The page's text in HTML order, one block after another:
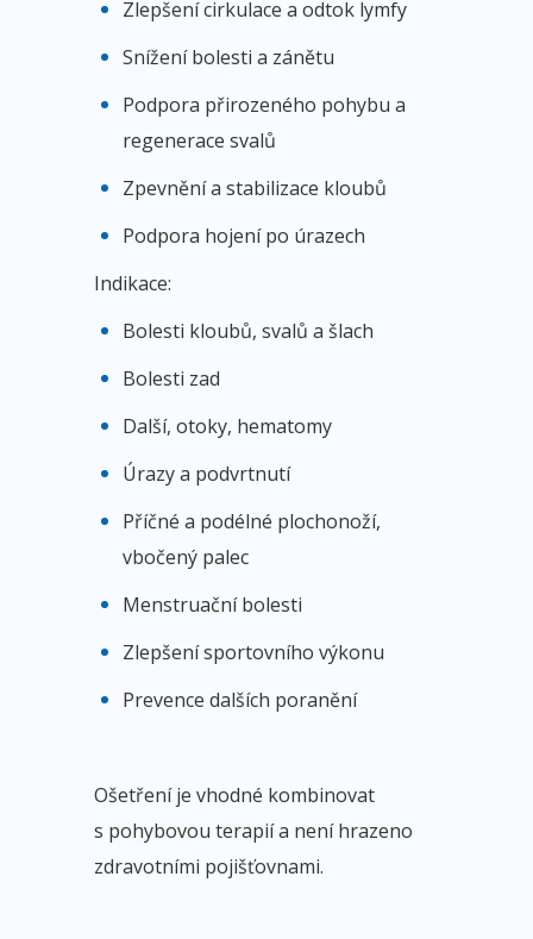
Zlepšení cirkulace a odtok lymfy
Snížení bolesti a zánětu
Podpora přirozeného pohybu a
regenerace svalů
Zpevnění a stabilizace kloubů
Podpora hojení po úrazech
Indikace:
Bolesti kloubů, svalů a šlach
Bolesti zad
Další, otoky, hematomy
Úrazy a podvrtnutí
Příčné a podélné plochonoží,
vbočený palec
Menstruační bolesti
Zlepšení sportovního výkonu
Prevence dalších poranění
Ošetření je vhodné kombinovat
s pohybovou terapií a není hrazeno
zdravotními pojišťovnami.